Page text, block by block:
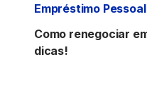
Empréstimo Pessoal
Como renegociar
dicas!